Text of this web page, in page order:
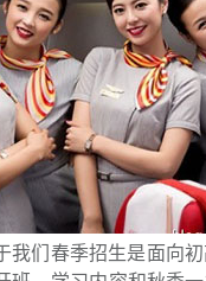
们春季招生是面向初